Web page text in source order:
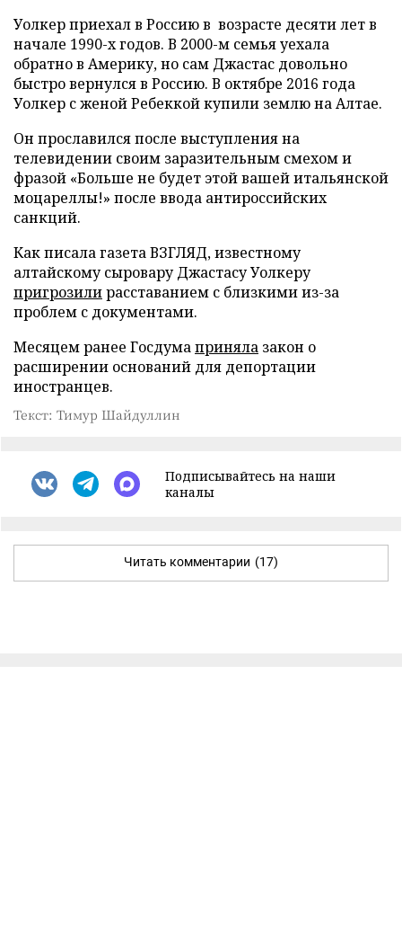
Уолкер приехал в Россию в возрасте десяти лет в
начале 1990-х годов. В 2000-м семья уехала
обратно в Америку, но сам Джастас довольно
быстро вернулся в Россию. В октябре 2016 года
Уолкер с женой Ребеккой купили землю на Алтае.
Он прославился после выступления на
телевидении своим заразительным смехом и
фразой «Больше не будет этой вашей итальянской
моцареллы!» после ввода антироссийских
санкций.
Как писала газета ВЗГЛЯД, известному
алтайскому сыровару Джастасу Уолкеру
пригрозилирасставанием с близкими из-за
проблем с документами.
Месяцем ранее Госдумаприняла закон о
расширении оснований для депортации
иностранцев.
Текст: Тимур Шайдуллин
Подписывайтесь на наши
каналы
Читать комментарии (17)